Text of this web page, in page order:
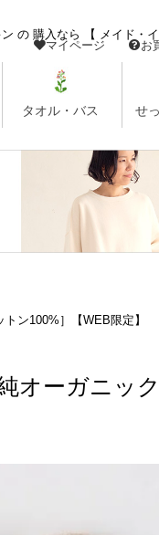
ン100%］【WEB限定】
オーガニッ